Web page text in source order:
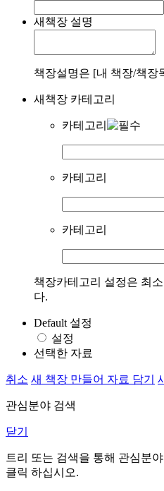
새책장 설명
책장설명은 [내 책장/책장
새책장 카테고리
카테고리
카테고리
카테고리
책장카테고리 설정은 최
다.
Default 설정
설정
선택한 자료
취소 새 책장 만들어 자료 담기
관심분야 검색
닫기
트리 또는 검색을 통해 관심분
클릭 하십시오.